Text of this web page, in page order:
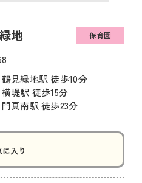
地 保育園
見緑地駅 徒歩10分
堤駅 徒歩15分
真南駅 徒歩23分
入り